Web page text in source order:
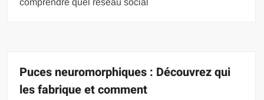
comprendre quel réseau social
Puces neuromorphiques : Découvrez qui
les fabrique et comment